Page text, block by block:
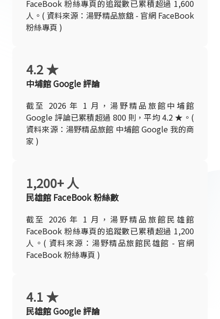
FaceBook 粉絲專頁的追蹤數已累積超過 1,600
人。( 資料來源：湯野精品旅舘 - 官網 FaceBook
粉絲專頁 )
中埔館 Google 評論
截至 2026 年 1 月，湯野精品旅館中埔館
Google 評論已累積超過 800 則，平均 4.2 ★。(
資料來源：湯野精品旅館 中埔館 Google 我的商
家 )
4.2 ★
民雄館 FaceBook 粉絲數
截至 2026 年 1 月，湯野精品旅館民雄館
FaceBook 粉絲專頁的追蹤數已累積超過 1,200
人。( 資料來源：湯野精品旅館民雄館 - 官網
FaceBook 粉絲專頁 )
1,200+ 人
民雄館 Google 評論
4.1 ★